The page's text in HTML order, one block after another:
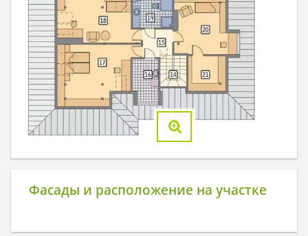
Фасады и расположение на участке